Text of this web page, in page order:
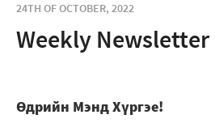
24TH OF OCTOBER, 2022
Weekly Newsletter
Өдрийн Мэнд Хүргэе!